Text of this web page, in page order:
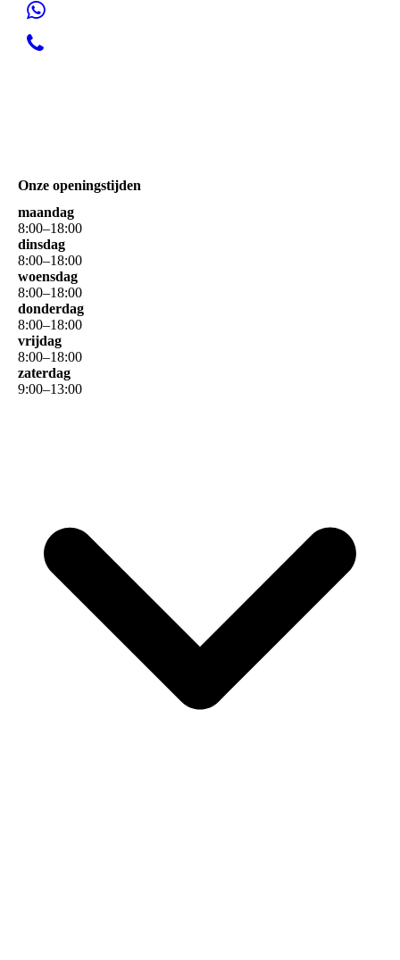
Onze openingstijden
maandag
8:00–18:00
dinsdag
8:00–18:00
woensdag
8:00–18:00
donderdag
8:00–18:00
vrijdag
8:00–18:00
zaterdag
9:00–13:00